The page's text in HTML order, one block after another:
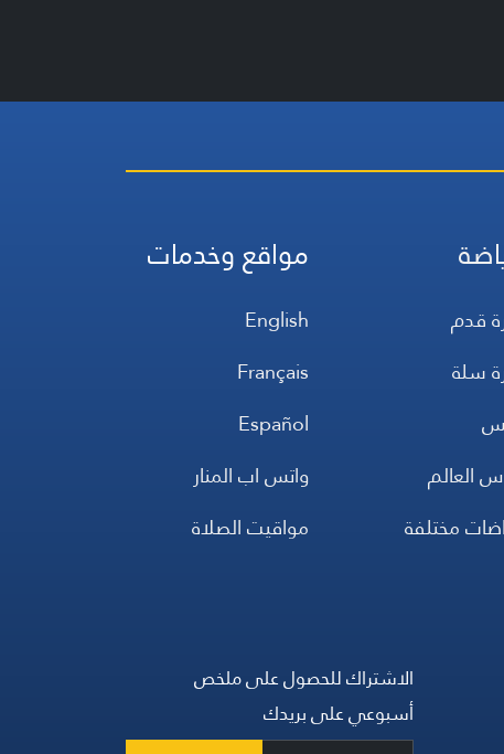
قدم
سلة
العالم
مختلفة
مواقع وخدمات
English
Français
Español
واتس اب المنار
مواقيت الصلاة
الاشتراك للحصول على ملخص
أسبوعي على بريدك